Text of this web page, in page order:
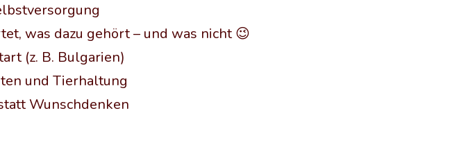
was dazu gehört – und was nicht 😉
(z. B. Bulgarien)
und Tierhaltung
Wunschdenken